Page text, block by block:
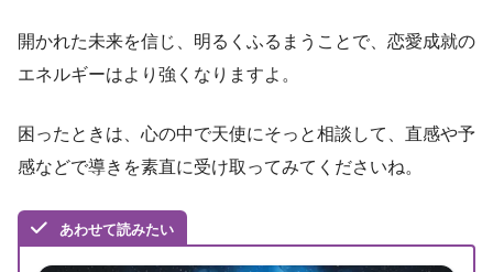
開かれた未来を信じ、明るくふるまうことで、恋愛成就の
エネルギーはより強くなりますよ。
困ったときは、心の中で天使にそっと相談して、直感や予
感などで導きを素直に受け取ってみてくださいね。
あわせて読みたい